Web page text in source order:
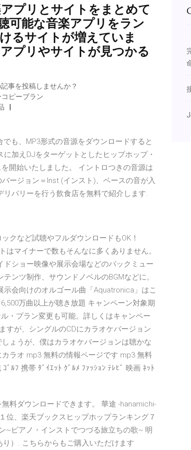
プリとサイトをまとめて
可能な音楽アプリをラン
るサイトが増えていま
プリやサイトが見つかる
事を投稿しませんか？
ピーブラン
も、MP3形式の音源をダウンロードすると
加えDJをターゲットとしたヒップホップ・
開始いたしました。 イントロつきの音源は
ージョン＝Inst (インスト)、ベースの音が入
バリーを行う飲食店を無料で紹介します.
クなど試聴やフルダウンロードもOK！
マイナーで数もそんなに多くありません。
ショー映像や展示会場などのバックミュー
ンツ制作、サウンドノベルのBGMなどに。
会向けのオルゴール曲「Aquatronica」はこ
万曲以上が聴き放題 キャンペーン対象期
・プラン変更も可能。詳しくはキャンペー
すが、シングルのCDにカラオケバージョン
ょうが、僕はカラオケバージョンは聴かな
ラオ mp3 無料の情報ページです mp3 無料
ﾞﾙﾌ 携帯 ﾀﾞｲｴｯﾄ ｸﾞﾙﾒ ﾌｧｯｼｮﾝ ﾃﾚﾋﾞ 映画 ﾈｯﾄ
料ダウンロードできます。 華途 -hanamichi-
、楽天ブックスヒップホップランキング７
~ピアノ・インストでつづる旅立ちの歌~ 明
）. こちらからもご購入いただけます